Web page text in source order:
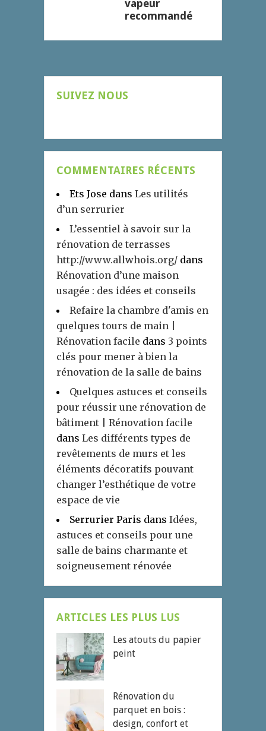
vapeur
recommandé
SUIVEZ NOUS
COMMENTAIRES RÉCENTS
Ets Jose dans Les utilités
d’un serrurier
L’essentiel à savoir sur la
rénovation de terrasses
http://www.allwhois.org/ dans
Rénovation d’une maison
usagée : des idées et conseils
Refaire la chambre d'amis en
quelques tours de main |
Rénovation facile dans 3 points
clés pour mener à bien la
rénovation de la salle de bains
Quelques astuces et conseils
pour réussir une rénovation de
bâtiment | Rénovation facile
dans Les différents types de
revêtements de murs et les
éléments décoratifs pouvant
changer l’esthétique de votre
espace de vie
Serrurier Paris dans Idées,
astuces et conseils pour une
salle de bains charmante et
soigneusement rénovée
ARTICLES LES PLUS LUS
Les atouts du papier
peint
Rénovation du
parquet en bois :
design, confort et